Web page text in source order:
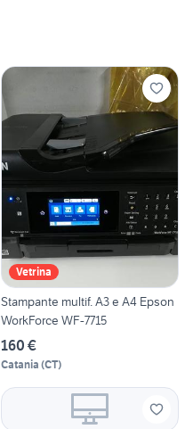
Vetrina
Stampante multif. A3 e A4 Epson
WorkForce WF-7715
160 €
Catania (CT)